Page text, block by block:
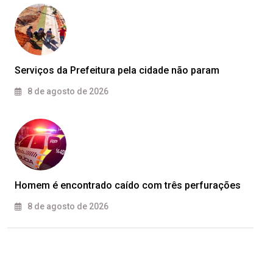
Serviços da Prefeitura pela cidade não param
8 de agosto de 2026
Homem é encontrado caído com três perfurações
8 de agosto de 2026